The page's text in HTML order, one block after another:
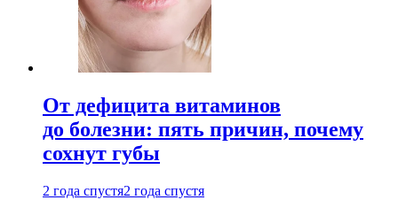
От дефицита витаминов
до болезни: пять причин, почему
сохнут губы
2 года спустя2 года спустя